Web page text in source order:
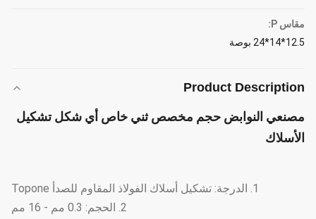
مقاس P:
12.5*14*24 بوصة
Product Description
مصنعي النوابض حجم مخصص ثني خاص أي شكل تشكيل
الأسلاك
1. الدرجة: تشكيل أسلاك الفولاذ المقاوم للصدأ Topone
2. الحجم: 0.3 مم - 16 مم